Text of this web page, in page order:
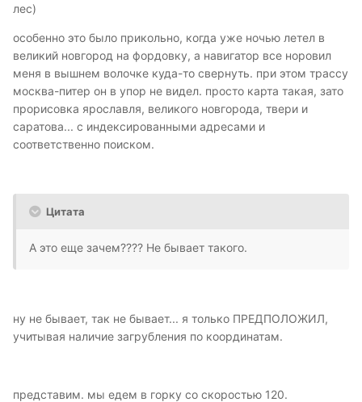
лес)
особенно это было прикольно, когда уже ночью летел в
великий новгород на фордовку, а навигатор все норовил
меня в вышнем волочке куда-то свернуть. при этом трассу
москва-питер он в упор не видел. просто карта такая, зато
прорисовка ярославля, великого новгорода, твери и
саратова... с индексированными адресами и
соответственно поиском.
Цитата
А это еще зачем???? Не бывает такого.
ну не бывает, так не бывает... я только ПРЕДПОЛОЖИЛ,
учитывая наличие загрубления по координатам.
представим. мы едем в горку со скоростью 120.